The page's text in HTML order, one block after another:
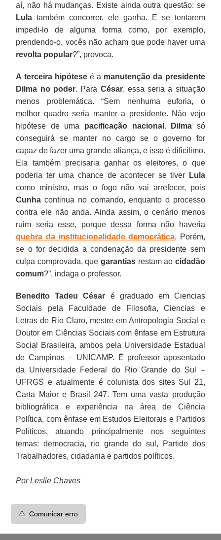
aí, não há mudanças. Existe ainda outra questão: se
Lula também concorrer, ele ganha. E se tentarem
impedi-lo de alguma forma como, por exemplo,
prendendo-o, vocês não acham que pode haver uma
revolta popular?”, provoca.
A terceira hipóteseé a manutenção da presidente
Dilma no poder. Para César, essa seria a situação
menos problemática. “Sem nenhuma euforia, o
melhor quadro seria manter a presidente. Não vejo
hipótese de uma pacificação nacional . Dilma só
conseguirá se manter no cargo se o governo for
capaz de fazer uma grande aliança, e isso é dificílimo.
Ela também precisaria ganhar os eleitores, o que
poderia ter uma chance de acontecer se tiver
Lula
como ministro, mas o fogo não vai arrefecer, pois
Cunha continua no comando, enquanto o processo
contra ele não anda. Ainda assim, o cenário menos
ruim seria esse, porque dessa forma não haveria
quebra da institucionalidade democrática. Porém,
se o for decidida a condenação da presidente sem
culpa comprovada, que garantias restam ao cidadão
comum?”, indaga o professor.
Benedito Tadeu César é graduado em Ciencias
Sociais pela Faculdade de Filosofia, Ciencias e
Letras de Rio Claro, mestre em Antropologia Social e
Doutor em Ciências Sociais com ênfase em Estrutura
Social Brasileira, ambos pela Universidade Estadual
de Campinas – UNICAMP. É professor aposentado
da Universidade Federal do Rio Grande do Sul –
UFRGS e atualmente é colunista dos sites Sul 21,
Carta Maior e Brasil 247. Tem uma vasta produção
bibliográfica e experiência na área de Ciência
Política, com ênfase em Estudos Eleitorais e Partidos
Políticos, atuando principalmente nos seguintes
temas: democracia, rio grande do sul, Partido dos
Trabalhadores, cidadania e partidos políticos.
Por Leslie Chaves
⚠️ Comunicar erro